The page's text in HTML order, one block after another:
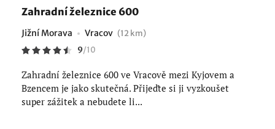
Zahradní železnice 600
Jižní Morava Vracov (12 km)
9/10
Zahradní železnice 600 ve Vracově mezi Kyjovem a
Bzencem je jako skutečná. Přijeďte si ji vyzkoušet
super zážitek a nebudete li...